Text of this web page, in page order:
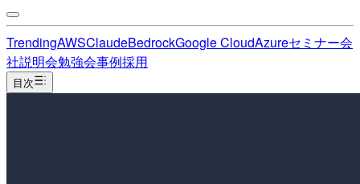
TrendingAWSClaudeBedrockGoogle CloudAzureセミナー会
社説明会勉強会事例採用
目次